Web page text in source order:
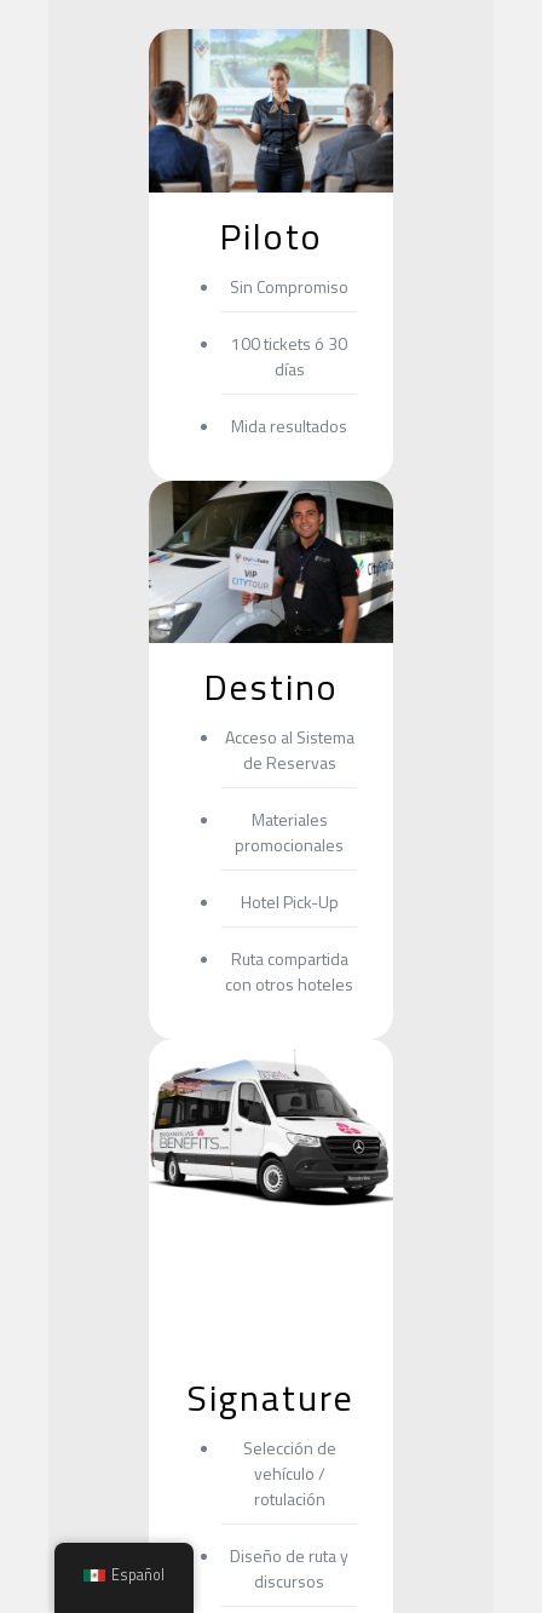
Piloto
Sin Compromiso
100 tickets ó 30
días
Mida resultados
Destino
Acceso al Sistema
de Reservas
Materiales
promocionales
Hotel Pick-Up
Ruta compartida
con otros hoteles
Signature
Selección de
vehículo /
rotulación
Diseño de ruta y
discursos
Español